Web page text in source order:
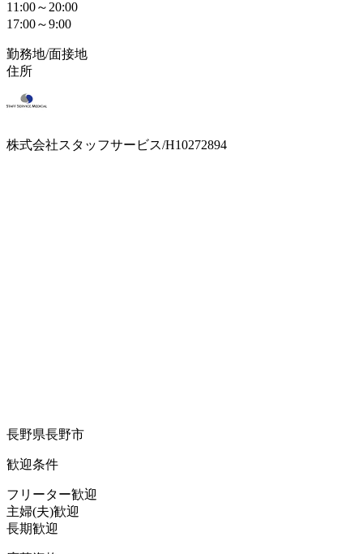
11:00～20:00
17:00～9:00
勤務地/面接地
住所
株式会社スタッフサービス/H10272894
長野県長野市
歓迎条件
フリーター歓迎
主婦(夫)歓迎
長期歓迎